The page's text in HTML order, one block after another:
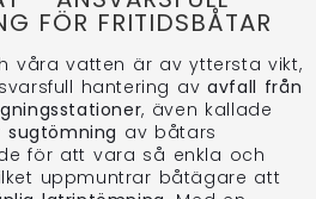
FÖR FRITIDSBÅTAR
våra vatten är av yttersta vikt,
hantering avavfall från
, även kallade
sugtömning av båtars
för att vara så enkla och
uppmuntrar båtägare att